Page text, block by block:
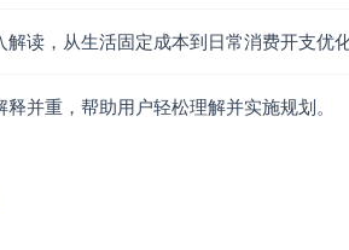
读，从生活固定成本到日常消费开支优化
并重，帮助用户轻松理解并实施规划。